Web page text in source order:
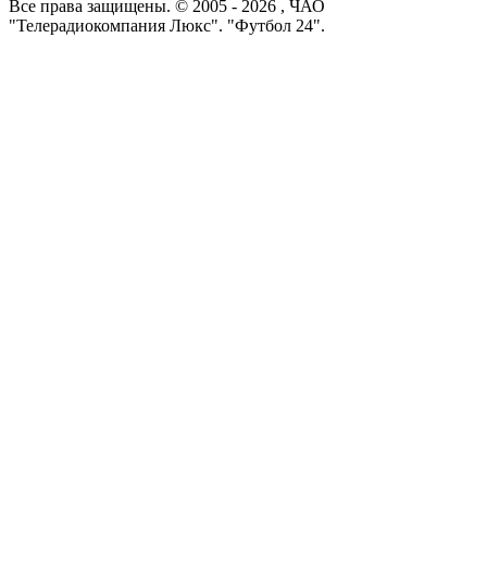
Все права защищены. © 2005 - 2026 , ЧАО
"Телерадиокомпания Люкс". "Футбол 24".